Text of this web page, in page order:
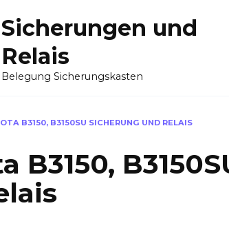
Sicherungen und
Relais
Belegung Sicherungskasten
B3150, B3150SU SICHERUNG UND RELAIS
B3150,